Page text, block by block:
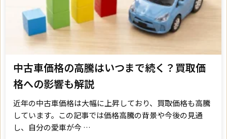
中古車価格の高騰はいつまで続く？買取価
格への影響も解説
近年の中古車価格は大幅に上昇しており、買取価格も高騰
しています。この記事では価格高騰の背景や今後の見通
し、自分の愛車が今 …